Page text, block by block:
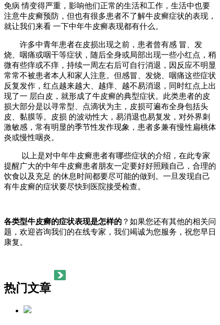
免病 情变得严重，影响他们正常的生活和工作，生活中也要
注意牛皮癣预防，但也有很多患者不了解牛皮癣症状的表现，
就让我们来看 一下中年牛皮癣表现都有什么。
许多中青年患者在皮损出现之前，患者曾有感 冒、发
烧、咽痛或咽干等症状，随后全身或局部出现一些小红点，稍
微有些痒或不痒，持续一周左右后可自行消退，因反应不明显
常常不被患者本人和家人注意。但感冒、发烧、咽痛这些症状
反复发作，红点越来越大、越痒、越不易消退，同时红点上出
现了一 层白皮，就形成了牛皮癣的典型症状。此类患者的皮
损大部分是以寻常型、点滴状为主，皮损可遍布全身包括头
皮、黏膜等。皮损 的波动性大，易消退也易复发，对外界刺
激敏感，常有明显的季节性发作现象，患者多兼有慢性扁桃体
炎或慢性咽炎。
以上是对中年牛皮癣患者有哪些症状的介绍，在此专家
提醒广大的中年牛皮癣患者朋友一定要好好照顾自己，合理的
饮食以及充足 的休息时间都要尽可能的做到。一旦发现自己
有牛皮癣的症状要尽快到医院接受检查。
各类型牛皮癣的症状表现是怎样的 ？如果您还有其他的相关问
题，欢迎咨询我们的在线专家，我们竭诚为您服务，祝您早日
康复。
热门文章